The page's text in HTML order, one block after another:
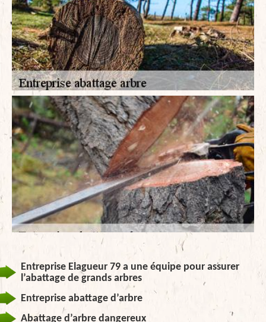
Entreprise Elagueur 79 a une équipe pour assurer
l’abattage de grands arbres
Entreprise abattage d’arbre
Abattage d’arbre dangereux